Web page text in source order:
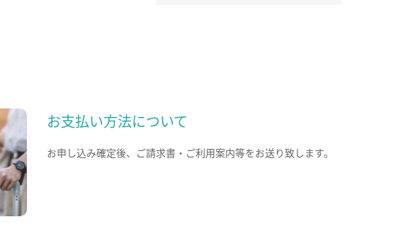
お支払い方法について
お申し込み確定後、ご請求書・ご利用案内等をお送り致します。